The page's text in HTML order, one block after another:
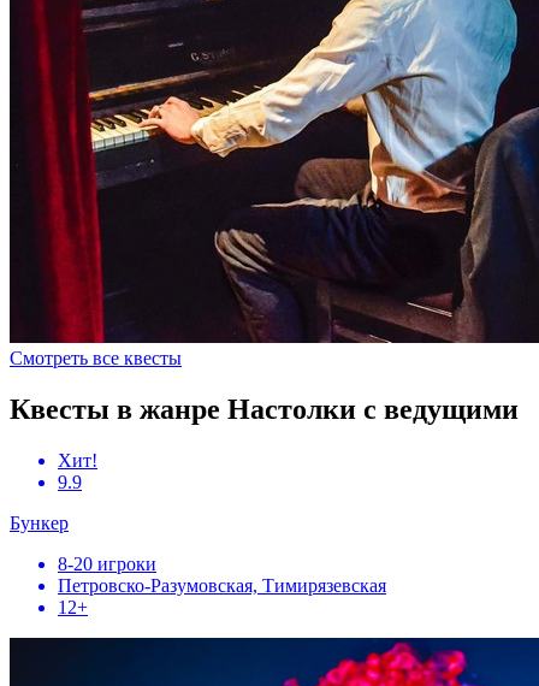
Смотреть все квесты
Квесты в жанре Настолки с ведущими
Хит!
9.9
Бункер
8-20 игроки
Петровско-Разумовская, Тимирязевская
12+